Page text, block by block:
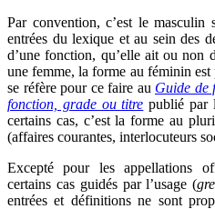
Par convention, c’est le
entrées du lexique et au sein des
d’une fonction, qu’elle ait ou non
une femme, la forme au féminin est
se réfère pour ce faire au Guide de
fonction, grade ou titre publié par
certains cas, c’est la forme au
(affaires courantes, interlocuteurs
Excepté pour les appellations
certains cas guidés par l’usage (
entrées et définitions ne sont